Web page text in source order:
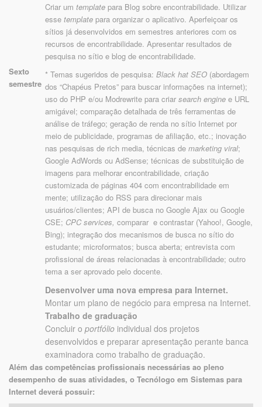
Sexto
semestre
Criar um template para Blog sobre encontrabilidade. Utilizar
esse template para organizar o aplicativo. Aperfeiçoar os
sítios já desenvolvidos em semestres anteriores com os
recursos de encontrabilidade. Apresentar resultados de
pesquisa no sítio e blog de encontrabilidade.
* Temas sugeridos de pesquisa: Black hat SEO (abordagem
dos “Chapéus Pretos” para buscar informações na internet);
uso do PHP e/ou Modrewrite para criar search engine e URL
amigável; comparação detalhada de três ferramentas de
análise de tráfego; geração de renda no sítio Internet por
meio de publicidade, programas de afiliação, etc.; inovação
nas pesquisas de rich media, técnicas de marketing viral;
Google AdWords ou AdSense; técnicas de substituição de
imagens para melhorar encontrabilidade, criação
customizada de páginas 404 com encontrabilidade em
mente; utilização do RSS para direcionar mais
usuários/clientes; API de busca no Google Ajax ou Google
CSE; CPC services, comparar e contrastar (Yahoo!, Google,
Bing); integração dos mecanismos de busca no sítio do
estudante; microformatos; busca aberta; entrevista com
profissional de áreas relacionadas à encontrabilidade; outro
tema a ser aprovado pelo docente.
Desenvolver uma nova empresa para Internet.
Montar um plano de negócio para empresa na Internet.
Trabalho de graduação
Concluir o portfólio individual dos projetos
desenvolvidos e preparar apresentação perante banca
examinadora como trabalho de graduação.
Além das competências profissionais necessárias ao pleno
desempenho de suas atividades, o Tecnólogo em Sistemas para
Internet deverá possuir: